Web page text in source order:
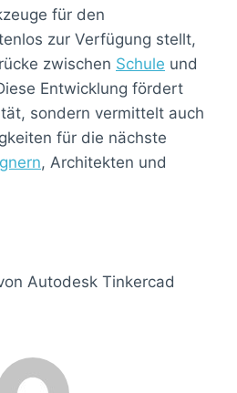
für den
zur Verfügung stellt,
zwischen Schule und
Entwicklung fördert
sondern vermittelt auch
für die nächste
, Architekten und
Autodesk Tinkercad